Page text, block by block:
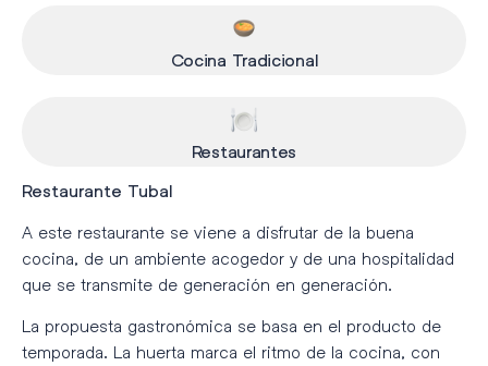
Cocina Tradicional
Restaurantes
Restaurante Tubal
A este restaurante se viene a disfrutar de la buena
cocina, de un ambiente acogedor y de una hospitalidad
que se transmite de generación en generación.
La propuesta gastronómica se basa en el producto de
temporada. La huerta marca el ritmo de la cocina, con